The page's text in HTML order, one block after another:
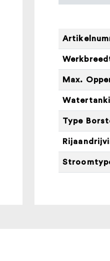
C
Bp
Pack
aantal
Max.
Type